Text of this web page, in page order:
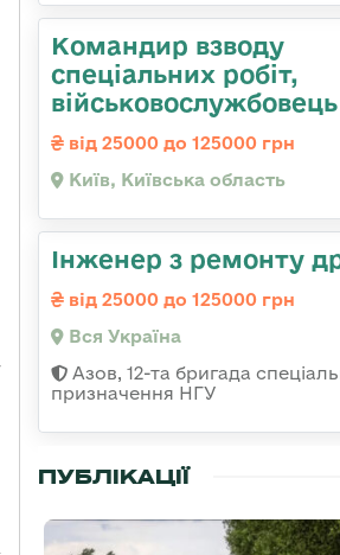
Командир взводу
спеціальних робіт,
військовослужбовець
від 25000 до 125000 грн
Київ, Київська область
Інженер з ремонту
від 25000 до 125000 грн
Вся Україна
Азов, 12-та бригада
призначення НГУ
ПУБЛІКАЦІЇ